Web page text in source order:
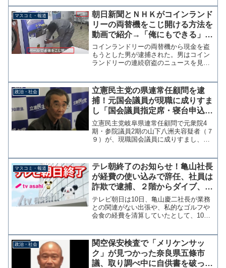
倍前首相、聴取行われた事実なし」…テ
レ朝が誤報を謝罪 : ...
マスコミ・報道
朝日新聞とＮＨＫがコインランド
リーの両替機をこじ開ける方法を
動画で紹介→「俺にもできる」と
挑戦した男を逮捕
コインランドリーの両替機から現金を盗
もうとした男が逮捕された。男はコイン
ランドリーの連続窃盗のニュースを見て
なかのお馬鹿さんなのだが、このニュー
スを伝えるテレビ朝日でも...
政治・社会
立憲民主党の県連常任顧問を逮
捕！元国会議員が現職に成りすま
し「国会議員指定席・寝台申込
書」を偽造、新幹線グリーン券を
詐取
立憲民主党岐阜県連常任顧問で元衆院4
期・参院議員2期の山下八洲夫容疑者（７
９）が、現職国会議員に成りすまし、偽
だまし取ったとして逮捕された。「昔が
忘れられない」という趣...
マスコミ・報道
テレ朝終了のお知らせ！亀山社長
が経費の使い込みで辞任、社員は
詐欺で逮捕、２階からダイブ、報
道はヤラセ
テレビ朝日は10日、亀山慶二社長が業務
との関連がない出張や、私的なゴルフや
会食の経費を清算していたとして、10日
立し必要な会合に出席させないなどの混
乱を招いていたことも...
政治・社会
関空保安検査で「メリケンサッ
ク」が見つかった奈良県五條市
議、取り調べ中に自供書を破った